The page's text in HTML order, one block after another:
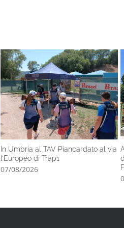
In Umbria al TAV Piancardato al via
l’Europeo di Trap1
07/08/2026